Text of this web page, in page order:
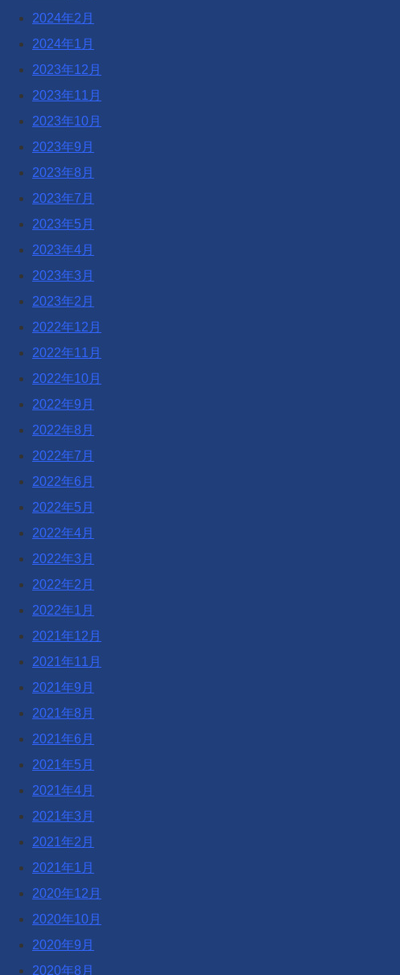
2024年2月
2024年1月
2023年12月
2023年11月
2023年10月
2023年9月
2023年8月
2023年7月
2023年5月
2023年4月
2023年3月
2023年2月
2022年12月
2022年11月
2022年10月
2022年9月
2022年8月
2022年7月
2022年6月
2022年5月
2022年4月
2022年3月
2022年2月
2022年1月
2021年12月
2021年11月
2021年9月
2021年8月
2021年6月
2021年5月
2021年4月
2021年3月
2021年2月
2021年1月
2020年12月
2020年10月
2020年9月
2020年8月